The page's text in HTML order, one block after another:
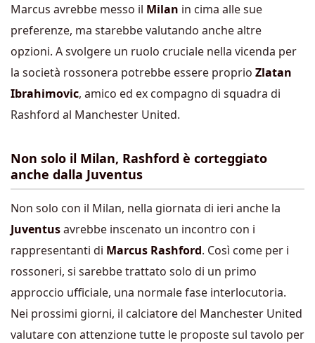
Marcus avrebbe messo il Milan in cima alle sue
preferenze, ma starebbe valutando anche altre
opzioni. A svolgere un ruolo cruciale nella vicenda per
la società rossonera potrebbe essere proprio Zlatan
Ibrahimovic, amico ed ex compagno di squadra di
Rashford al Manchester United.
Non solo il Milan, Rashford è corteggiato
anche dalla Juventus
Non solo con il Milan, nella giornata di ieri anche la
Juventusavrebbe inscenato un incontro con i
rappresentanti di Marcus Rashford. Così come per i
rossoneri, si sarebbe trattato solo di un primo
approccio ufficiale, una normale fase interlocutoria.
Nei prossimi giorni, il calciatore del Manchester United
valutare con attenzione tutte le proposte sul tavolo per